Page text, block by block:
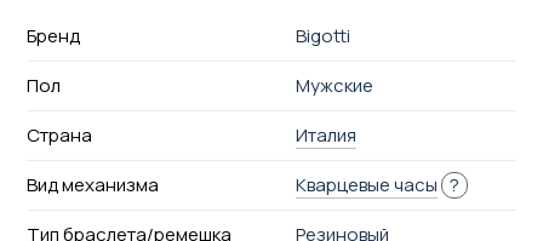
Бренд
Bigotti
Пол
Мужские
Страна
Италия
Вид механизма
Кварцевые часы ?
Тип браслета/ремешка
Резиновый